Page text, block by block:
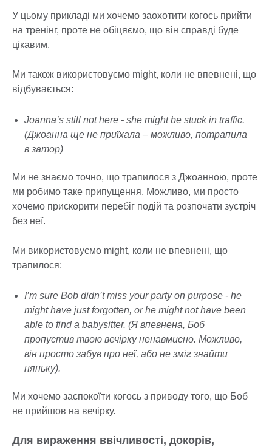
У цьому прикладі ми хочемо заохотити когось прийти
на тренінг, проте не обіцяємо, що він справді буде
цікавим.
Ми також використовуємо might, коли не впевнені, що
відбувається:
Joanna’s still not here - she might be stuck in traffic.
(Джоанна ще не приїхала – можливо, потрапила
в затор)
Ми не знаємо точно, що трапилося з Джоанною, проте
ми робимо таке припущення. Можливо, ми просто
хочемо прискорити перебіг подій та розпочати зустріч
без неї.
Ми використовуємо might, коли не впевнені, що
трапилося:
I’m sure Bob didn’t miss your party on purpose - he
might have just forgotten, or he might not have been
able to find a babysitter. (Я впевнена, Боб
пропустив твою вечірку ненавмисно. Можливо,
він просто забув про неї, або не зміг знайти
няньку).
Ми хочемо заспокоїти когось з приводу того, що Боб
не прийшов на вечірку.
Для вираження ввічливості, докорів,